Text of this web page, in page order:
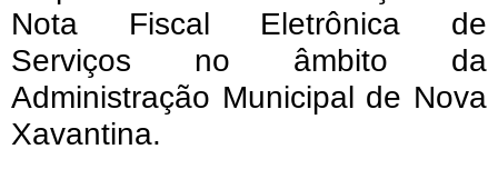
Nota Fiscal Eletrônica de
Serviços no âmbito da
Administração Municipal de Nova
Xavantina.